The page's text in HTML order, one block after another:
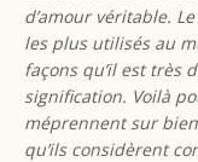
d’amour véritable.
les plus utilisés au
façons qu’il est très
signification. Voilà
méprennent sur
qu’ils considèrent